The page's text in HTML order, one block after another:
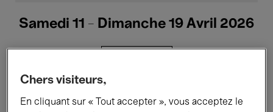
Samedi 11 - Dimanche 19 Avril 2026
Tous les événements Concerts
Chers visiteurs,
En cliquant sur « Tout accepter », vous acceptez le